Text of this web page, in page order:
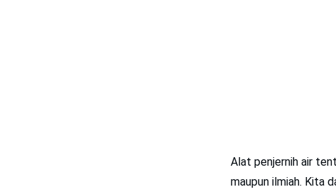
Alat penjernih air
maupun ilmiah. Kita